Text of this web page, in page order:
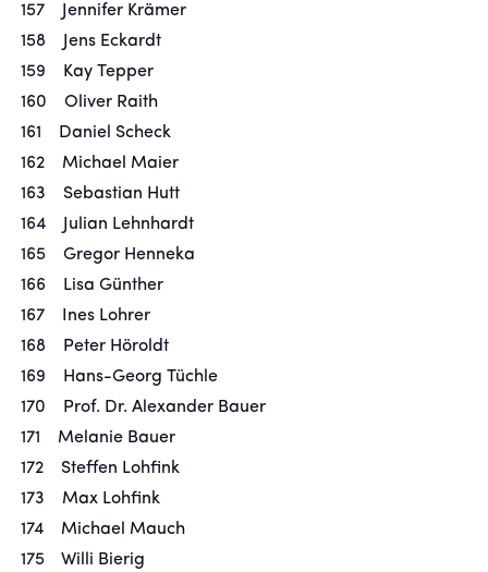
157 Jennifer Krämer
158 Jens Eckardt
159 Kay Tepper
160 Oliver Raith
161 Daniel Scheck
162 Michael Maier
163 Sebastian Hutt
164 Julian Lehnhardt
165 Gregor Henneka
166 Lisa Günther
167 Ines Lohrer
168 Peter Höroldt
169 Hans-Georg Tüchle
170 Prof. Dr. Alexander Bauer
171 Melanie Bauer
172 Steffen Lohfink
173 Max Lohfink
174 Michael Mauch
175 Willi Bierig